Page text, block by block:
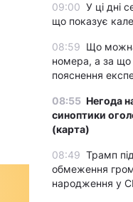
09:00 У ці дні
що показує
08:59 Що можна
номера, а за що
пояснення
08:55 Негода
синоптики
(карта)
08:49 Трамп
обмеження
народження у